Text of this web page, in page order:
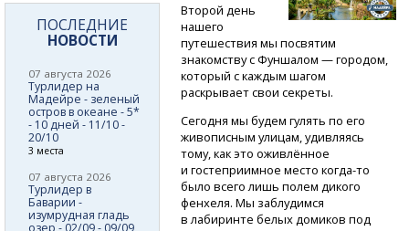
Второй день
нашего
путешествия мы посвятим
знакомству с Фуншалом — городом,
который с каждым шагом
раскрывает свои секреты.
Сегодня мы будем гулять по его
живописным улицам, удивляясь
тому, как это оживлённое
и гостеприимное местокогда-то
было всего лишь полем дикого
фенхеля. Мы заблудимся
в лабиринте белых домиков под
ПОСЛЕДНИЕ
НОВОСТИ
07 августа 2026
Турлидер на
Мадейре - зеленый
остров в океане - 5*
- 10 дней - 11/10 -
20/10
3 места
07 августа 2026
Турлидер в
Баварии -
изумрудная гладь
озер - 02/09 - 09/09